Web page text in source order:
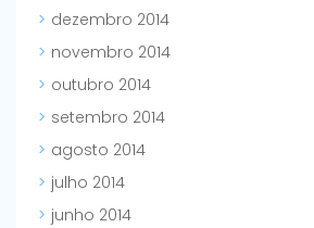
dezembro 2014
novembro 2014
outubro 2014
setembro 2014
agosto 2014
julho 2014
junho 2014